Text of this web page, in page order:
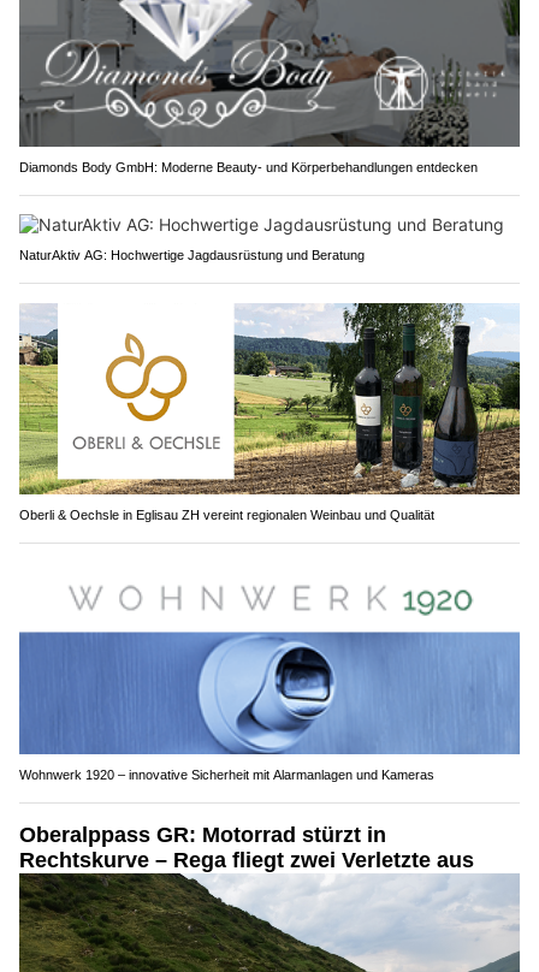
Diamonds Body GmbH: Moderne Beauty- und Körperbehandlungen entdecken
NaturAktiv AG: Hochwertige Jagdausrüstung und Beratung
Oberli & Oechsle in Eglisau ZH vereint regionalen Weinbau und Qualität
Wohnwerk 1920 – innovative Sicherheit mit Alarmanlagen und Kameras
Oberalppass GR: Motorrad stürzt in
Rechtskurve – Rega fliegt zwei Verletzte aus